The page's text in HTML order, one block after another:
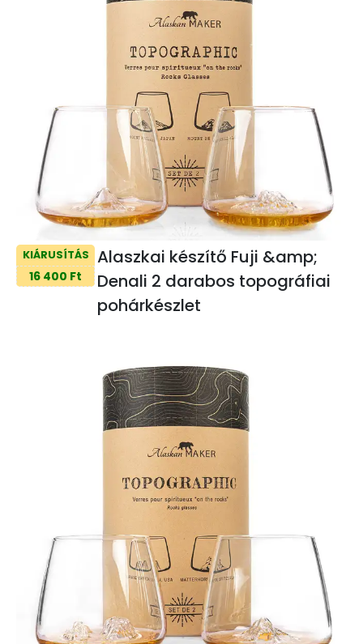
KIÁRUSÍTÁS
16 400 Ft
Alaszkai készítő Fuji &amp;
Denali 2 darabos topográfiai
pohárkészlet